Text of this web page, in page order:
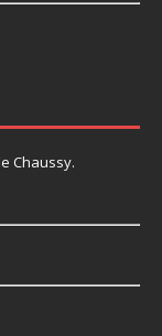
Chaussy.